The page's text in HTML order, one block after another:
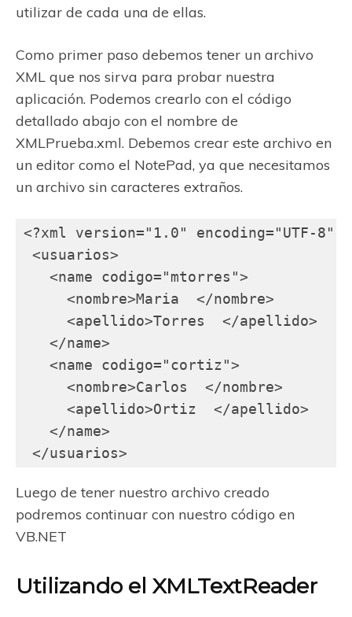
utilizar de cada una de ellas.
Como primer paso debemos tener un archivo
XML que nos sirva para probar nuestra
aplicación. Podemos crearlo con el código
detallado abajo con el nombre de
XMLPrueba.xml. Debemos crear este archivo en
un editor como el NotePad, ya que necesitamos
un archivo sin caracteres extraños.
<?xml version="1.0" encoding="UTF-8"?>
<usuarios>
   <name codigo="mtorres">
     <nombre>Maria  </nombre>
     <apellido>Torres  </apellido>
   </name>
   <name codigo="cortiz">
     <nombre>Carlos  </nombre>
     <apellido>Ortiz  </apellido>
   </name>
</usuarios>
Luego de tener nuestro archivo creado
podremos continuar con nuestro código en
VB.NET
Utilizando el XMLTextReader